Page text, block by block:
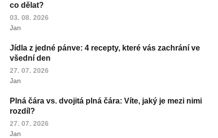
co dělat?
03. 08. 2026
Jan
Jídla z jedné pánve: 4 recepty, které vás zachrání ve
všední den
27. 07. 2026
Jan
Plná čára vs. dvojitá plná čára: Víte, jaký je mezi nimi
rozdíl?
27. 07. 2026
Jan